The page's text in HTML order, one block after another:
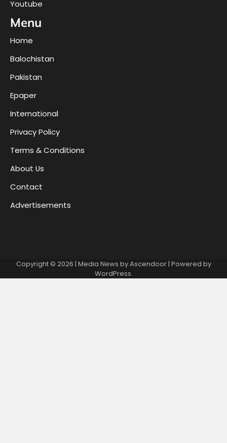
Youtube
Menu
Home
Balochistan
Pakistan
Epaper
International
Privacy Policy
Terms & Conditions
About Us
Contact
Advertisements
Copyright © 2026 | Media News byAscendoor| Powered by
WordPress.